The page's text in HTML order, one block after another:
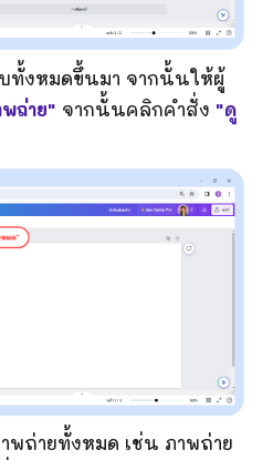
ทั้งหมดขึ้นมา จากนั้นให้ผู้
ถ่าย" จากนั้นคลิกคำสั่ง "ดู
พถ่ายทั้งหมด เช่น ภาพถ่าย